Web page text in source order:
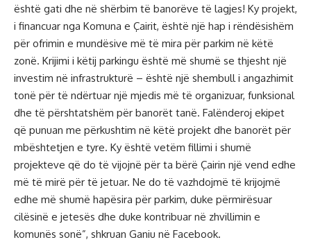
është gati dhe në shërbim të banorëve të lagjes! Ky projekt,
i financuar nga Komuna e Çairit, është një hap i rëndësishëm
për ofrimin e mundësive më të mira për parkim në këtë
zonë. Krijimi i këtij parkingu është më shumë se thjesht një
investim në infrastrukturë – është një shembull i angazhimit
tonë për të ndërtuar një mjedis më të organizuar, funksional
dhe të përshtatshëm për banorët tanë. Falënderoj ekipet
që punuan me përkushtim në këtë projekt dhe banorët për
mbështetjen e tyre. Ky është vetëm fillimi i shumë
projekteve që do të vijojnë për ta bërë Çairin një vend edhe
më të mirë për të jetuar. Ne do të vazhdojmë të krijojmë
edhe më shumë hapësira për parkim, duke përmirësuar
cilësinë e jetesës dhe duke kontribuar në zhvillimin e
komunës sonë”, shkruan Ganiu në Facebook.